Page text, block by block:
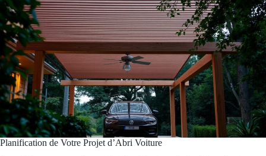
Planification de Votre Projet d’Abri Voiture